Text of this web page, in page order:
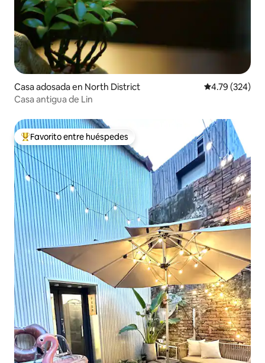
Casa adosada en North District Calificación
4.79 (324)
Casa antigua de Lin
Favorito entre huéspedes preferido
Favorito entre huéspedes